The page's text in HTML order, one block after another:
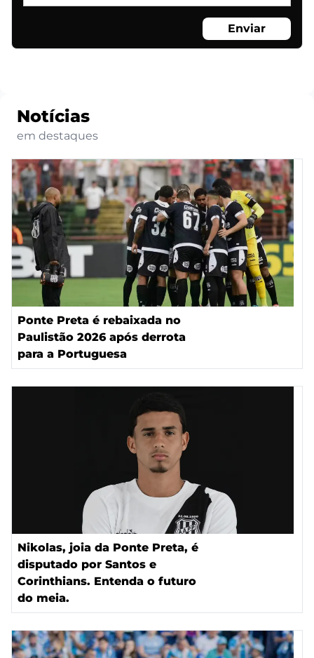
Enviar
Notícias
em destaques
Ponte Preta é rebaixada no
Paulistão 2026 após derrota
para a Portuguesa
Nikolas, joia da Ponte Preta, é
disputado por Santos e
Corinthians. Entenda o futuro
do meia.